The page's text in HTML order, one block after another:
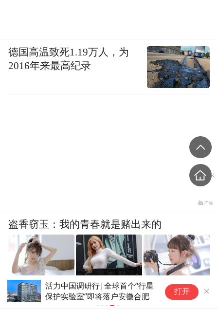
活力中国调研行|全球首个“行星
保护实验室”即将落户安徽合肥
打开
德国高温致死1.19万人，为
2016年来最高纪录
盗香窃玉：我的青春就是赌出来的
爽文